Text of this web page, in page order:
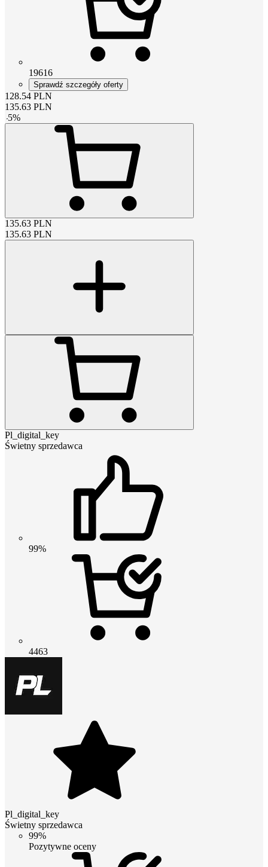
19616
Sprawdź szczegóły oferty
128.54 PLN
135.63 PLN
-5%
135.63 PLN
135.63 PLN
Pl_digital_key
Świetny sprzedawca
99%
4463
Pl_digital_key
Świetny sprzedawca
99%
Pozytywne oceny